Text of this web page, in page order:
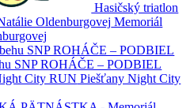
Hasičský triatlon
Memoriál
SNP ROHÁČE – PODBIEL
Piešťany Night City